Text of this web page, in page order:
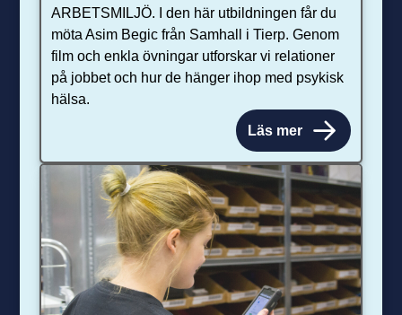
ARBETSMILJÖ. I den här utbildningen får du
möta Asim Begic från Samhall i Tierp. Genom
film och enkla övningar utforskar vi relationer
på jobbet och hur de hänger ihop med psykisk
hälsa.
Läs mer